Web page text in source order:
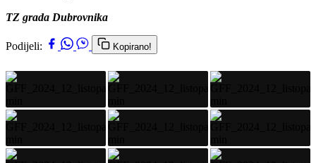
TZ grada Dubrovnika
Podijeli: Kopirano!